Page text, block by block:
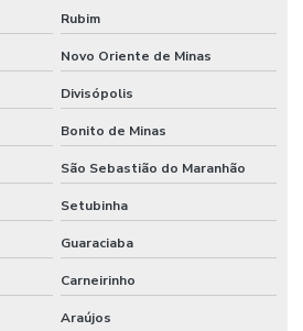
Rubim
Novo Oriente de Minas
Divisópolis
Bonito de Minas
São Sebastião do Maranhão
Setubinha
Guaraciaba
Carneirinho
Araújos